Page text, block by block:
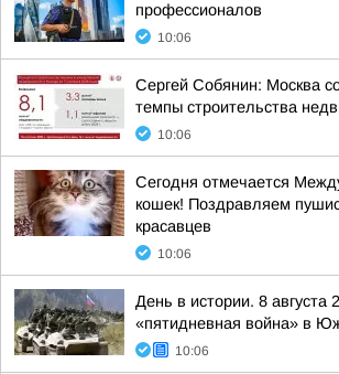
профессионалов
10:06
Сергей Собянин: Москва
темпы строительства
10:06
Сегодня отмечается
кошек! Поздравляем
красавцев
10:06
День в истории. 8 августа
«пятидневная война» в
10:06